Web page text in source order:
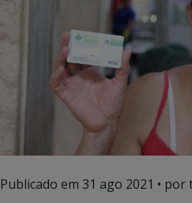
Publicado em 31 ago 2021 • por